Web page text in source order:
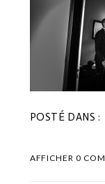
POSTÉ DANS :
AFFICHER0